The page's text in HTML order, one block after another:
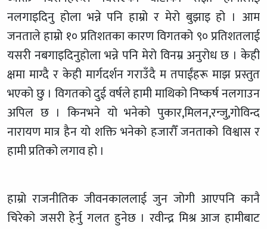
नलगाइदिनु होला भन्ने पनि हाम्रो र मेरो बुझाइ हो । आम
जनताले हाम्रो १० प्रतिशतका कारण विगतको ९० प्रतिशतलाई
यसरी नबगाइदिनुहोला भन्ने पनि मेरो विनम्र अनुरोध छ । केही
क्षमा माग्दै र केही मार्गदर्शन गराउँदै म तपाईंहरू माझ प्रस्तुत
भएको छु । विगतको दुई वर्षले हामी माथिको निष्कर्ष नलगाउन
अपिल छ । किनभने यो भनेको पुकार,मिलन,रन्जु,गोविन्द
नारायण मात्र हैन यो शक्ति भनेको हजारौँ जनताको विश्वास र
हामी प्रतिको लगाव हो ।
हाम्रो राजनीतिक जीवनकाललाई जुन जोगी आएपनि कानै
चिरेको जसरी हेर्नु गलत हुनेछ । रवीन्द्र मिश्र आज हामीबाट